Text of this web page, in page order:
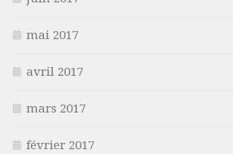
mai 2017
avril 2017
mars 2017
février 2017